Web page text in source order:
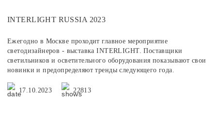
INTERLIGHT RUSSIA 2023
Ежегодно в Москве проходит главное мероприятие
светодизайнеров - выставка INTERLIGHT. Поставщики
светильников и осветительного оборудования показывают свои
новинки и предопределяют тренды следующего года.
17.10.2023 22813